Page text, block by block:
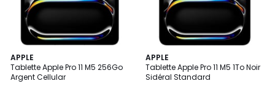
APPLE
Tablette Apple Pro 11 M5 256Go
Argent Cellular
APPLE
Tablette Apple Pro 11 M5 1To Noir
Sidéral Standard